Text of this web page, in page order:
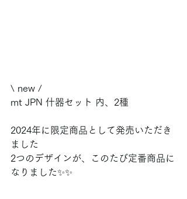
\ new /
mt JPN 什器セット 内、2種
2024年に限定商品として発売いただき
ました
2つのデザインが、このたび定番商品に
なりました✨✨